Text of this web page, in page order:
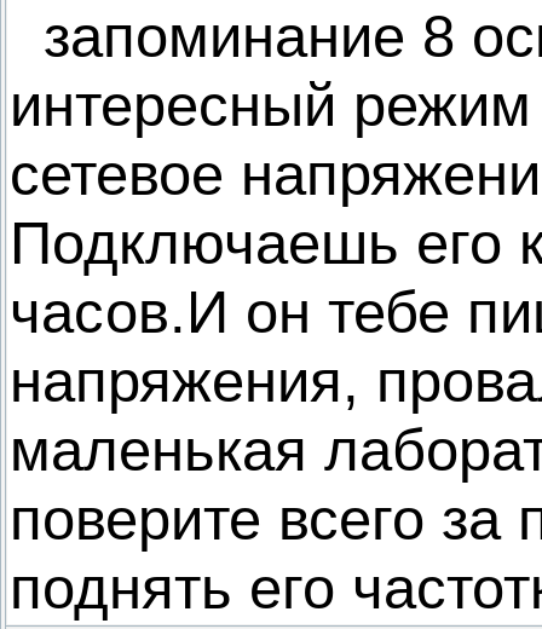
запоминание 8
интересный
сетевое
Подключаешь его
часов.И он тебе
напряжения,
маленькая
поверите всего
поднять его